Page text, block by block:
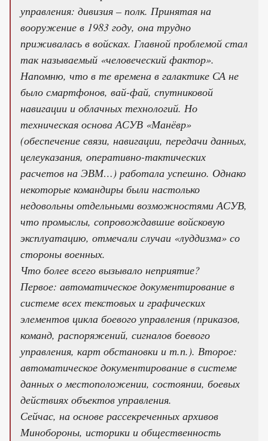
управления: дивизия – полк. Принятая на
вооружение в 1983 году, она трудно
приживалась в войсках. Главной проблемой стал
так называемый «человеческий фактор».
Напомню, что в те времена в галактике СА не
было смартфонов, вай-фай, спутниковой
навигации и облачных технологий. Но
техническая основа АСУВ «Манёвр»
(обеспечение связи, навигации, передачи данных,
целеуказания, оперативно-тактических
расчетов на ЭВМ…) работала успешно. Однако
некоторые командиры были настолько
недовольны отдельными возможностями АСУВ,
что промыслы, сопровождавшие войсковую
эксплуатацию, отмечали случаи «луддизма» со
стороны военных.
Что более всего вызывало неприятие?
Первое: автоматическое документирование в
системе всех текстовых и графических
элементов цикла боевого управления (приказов,
команд, распоряжений, сигналов боевого
управления, карт обстановки и т.п.). Второе:
автоматическое документирование в системе
данных о местоположении, состоянии, боевых
действиях объектов управления.
Сейчас, на основе рассекреченных архивов
Минобороны, историки и общественность